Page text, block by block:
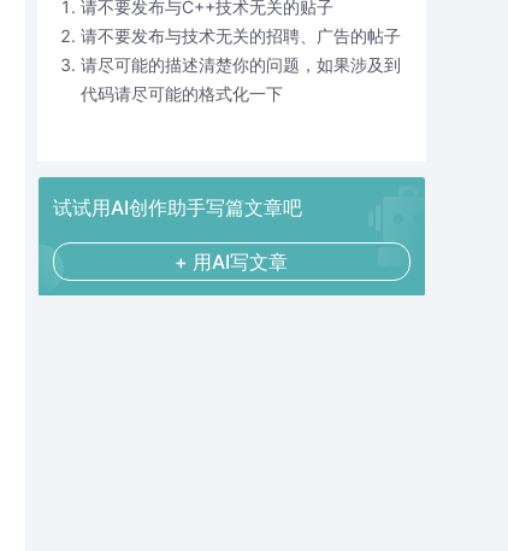
请不要发布与C++技术无关的贴子
请不要发布与技术无关的招聘、广告的帖子
请尽可能的描述清楚你的问题，如果涉及到
代码请尽可能的格式化一下
试试用AI创作助手写篇文章吧
+ 用AI写文章